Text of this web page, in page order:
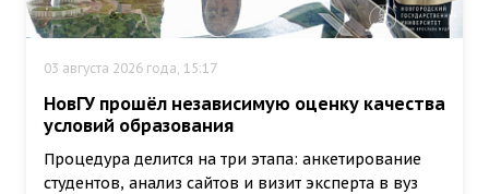
03 августа 2026 года, 15:17
НовГУ прошёл независимую оценку качества
условий образования
Процедура делится на три этапа: анкетирование
студентов, анализ сайтов и визит эксперта в вуз